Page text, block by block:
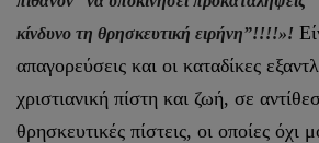
κίνδυνο τη θρησκευτική ειρήνη”!!!!»!
απαγορεύσεις και οι καταδίκες
χριστιανική πίστη και ζωή, σε
θρησκευτικές πίστεις, οι οποίες όχι